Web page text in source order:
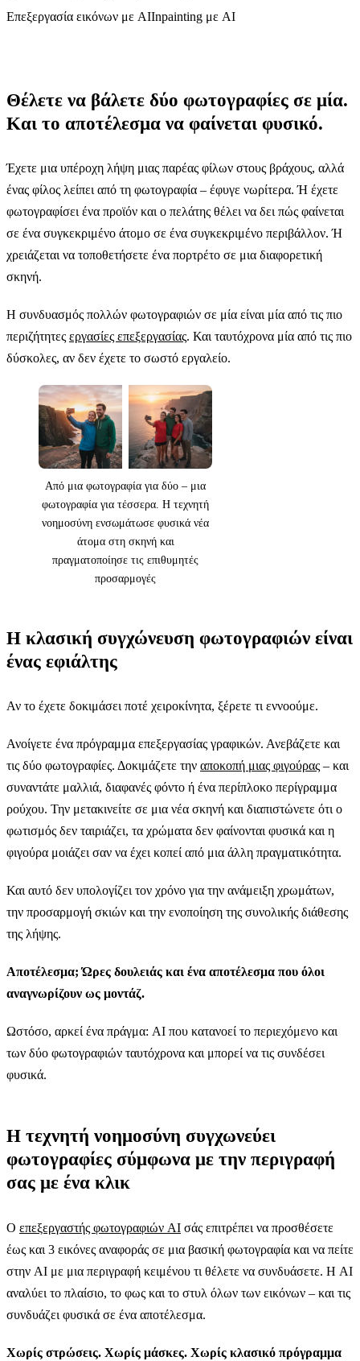
Επεξεργασία εικόνων με AIInpainting με AI
Θέλετε να βάλετε δύο φωτογραφίες σε μία.
Και το αποτέλεσμα να φαίνεται φυσικό.
Έχετε μια υπέροχη λήψη μιας παρέας φίλων στους βράχους, αλλά
ένας φίλος λείπει από τη φωτογραφία – έφυγε νωρίτερα. Ή έχετε
φωτογραφίσει ένα προϊόν και ο πελάτης θέλει να δει πώς φαίνεται
σε ένα συγκεκριμένο άτομο σε ένα συγκεκριμένο περιβάλλον. Ή
χρειάζεται να τοποθετήσετε ένα πορτρέτο σε μια διαφορετική
σκηνή.
Η συνδυασμός πολλών φωτογραφιών σε μία είναι μία από τις πιο
περιζήτητες εργασίες επεξεργασίας. Και ταυτόχρονα μία από τις πιο
δύσκολες, αν δεν έχετε το σωστό εργαλείο.
Από μια φωτογραφία για δύο – μια
φωτογραφία για τέσσερα. Η τεχνητή
νοημοσύνη ενσωμάτωσε φυσικά νέα
άτομα στη σκηνή και
πραγματοποίησε τις επιθυμητές
προσαρμογές
Η κλασική συγχώνευση φωτογραφιών είναι
ένας εφιάλτης
Αν το έχετε δοκιμάσει ποτέ χειροκίνητα, ξέρετε τι εννοούμε.
Ανοίγετε ένα πρόγραμμα επεξεργασίας γραφικών. Ανεβάζετε και
τις δύο φωτογραφίες. Δοκιμάζετε την αποκοπή μιας φιγούρας – και
συναντάτε μαλλιά, διαφανές φόντο ή ένα περίπλοκο περίγραμμα
ρούχου. Την μετακινείτε σε μια νέα σκηνή και διαπιστώνετε ότι ο
φωτισμός δεν ταιριάζει, τα χρώματα δεν φαίνονται φυσικά και η
φιγούρα μοιάζει σαν να έχει κοπεί από μια άλλη πραγματικότητα.
Και αυτό δεν υπολογίζει τον χρόνο για την ανάμειξη χρωμάτων,
την προσαρμογή σκιών και την ενοποίηση της συνολικής διάθεσης
της λήψης.
Αποτέλεσμα; Ώρες δουλειάς και ένα αποτέλεσμα που όλοι
αναγνωρίζουν ως μοντάζ.
Ωστόσο, αρκεί ένα πράγμα: AI που κατανοεί το περιεχόμενο και
των δύο φωτογραφιών ταυτόχρονα και μπορεί να τις συνδέσει
φυσικά.
Η τεχνητή νοημοσύνη συγχωνεύει
φωτογραφίες σύμφωνα με την περιγραφή
σας με ένα κλικ
Ο επεξεργαστής φωτογραφιών AI σάς επιτρέπει να προσθέσετε
έως και 3 εικόνες αναφοράς σε μια βασική φωτογραφία και να πείτε
στην AI με μια περιγραφή κειμένου τι θέλετε να συνδυάσετε. Η AI
αναλύει το πλαίσιο, το φως και το στυλ όλων των εικόνων – και τις
συνδυάζει φυσικά σε ένα αποτέλεσμα.
Χωρίς στρώσεις. Χωρίς μάσκες. Χωρίς κλασικό πρόγραμμα